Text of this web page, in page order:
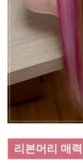
리본머리 매